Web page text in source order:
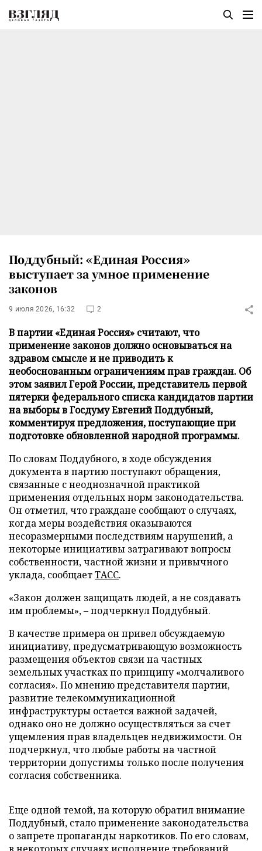
Поддубный: «Единая Россия»
выступает за умное применение
законов
9 июля 2026, 16:32 2
В партии «Единая Россия» считают, что
применение законов должно основываться на
здравом смысле и не приводить к
необоснованным ограничениям прав граждан. Об
этом заявил Герой России, представитель первой
пятерки федерального списка кандидатов партии
на выборы в Госдуму Евгений Поддубный,
комментируя предложения, поступающие при
подготовке обновленной народной программы.
По словам Поддубного, в ходе обсуждения
документа в партию поступают обращения,
связанные с неоднозначной практикой
применения отдельных норм законодательства.
Он отметил, что граждане сообщают о случаях,
когда меры воздействия оказываются
несоразмерными последствиям нарушений, а
некоторые инициативы затрагивают вопросы
собственности, частной жизни и привычного
уклада, сообщаетТАСС.
«Закон должен защищать людей, а не создавать
им проблемы», – подчеркнул Поддубный.
В качестве примера он привел обсуждаемую
инициативу, предусматривающую возможность
размещения объектов связи на частных
земельных участках по принципу «молчаливого
согласия». По мнению представителя партии,
развитие телекоммуникационной
инфраструктуры остается важной задачей,
однако оно не должно осуществляться за счет
ущемления прав владельцев недвижимости. Он
подчеркнул, что любые работы на частной
территории допустимы только после получения
согласия собственника.
Еще одной темой, на которую обратил внимание
Поддубный, стало применение законодательства
о запрете пропаганды наркотиков. По его словам,